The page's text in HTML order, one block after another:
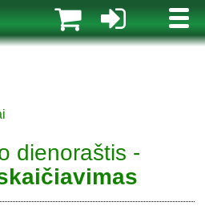
MENIU
dienoraštis -